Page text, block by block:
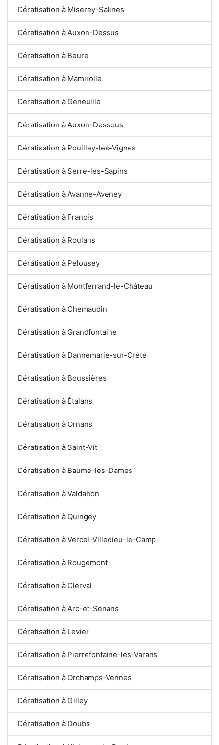
Dératisation à Miserey-Salines
Dératisation à Auxon-Dessus
Dératisation à Beure
Dératisation à Mamirolle
Dératisation à Geneuille
Dératisation à Auxon-Dessous
Dératisation à Pouilley-les-Vignes
Dératisation à Serre-les-Sapins
Dératisation à Avanne-Aveney
Dératisation à Franois
Dératisation à Roulans
Dératisation à Pelousey
Dératisation à Montferrand-le-Château
Dératisation à Chemaudin
Dératisation à Grandfontaine
Dératisation à Dannemarie-sur-Crète
Dératisation à Boussières
Dératisation à Étalans
Dératisation à Ornans
Dératisation à Saint-Vit
Dératisation à Baume-les-Dames
Dératisation à Valdahon
Dératisation à Quingey
Dératisation à Vercel-Villedieu-le-Camp
Dératisation à Rougemont
Dératisation à Clerval
Dératisation à Arc-et-Senans
Dératisation à Levier
Dératisation à Pierrefontaine-les-Varans
Dératisation à Orchamps-Vennes
Dératisation à Gilley
Dératisation à Doubs